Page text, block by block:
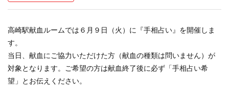
高崎駅献血ルームでは６月９日（火）に『手相占い』を開催しま
す。
当日、献血にご協力いただけた方（献血の種類は問いません）が
対象となります。ご希望の方は献血終了後に必ず「手相占い希
望」とお伝えください。